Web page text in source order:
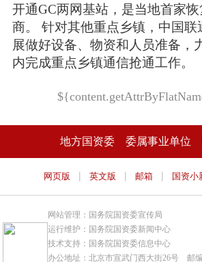
开通GC两网基站，是当地首家
商。 针对其他重点乡镇，中国联
展做好设备、物资和人员准备，
内完成重点乡镇通信抢通工作。
地方国资委 委属事业单位
网页版 | 英文版 | 邮箱 | 国资小
网站管理：国务院国资委宣传局
运行维护：国务院国资委新闻中心
技术支持：国务院国资委信息中心
办公地址：北京市宣武门西大街26号 邮